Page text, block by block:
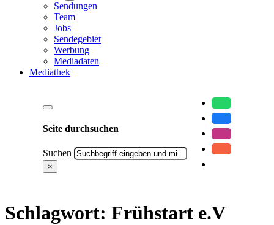
Sendungen
Team
Jobs
Sendegebiet
Werbung
Mediadaten
Mediathek
Seite durchsuchen
Suchen
×
Schlagwort: Frühstart e.V